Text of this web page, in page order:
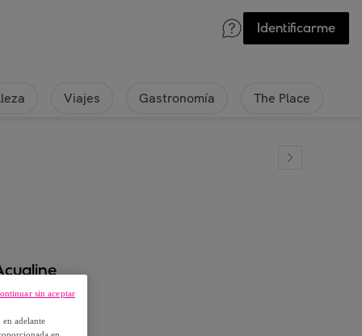
Identificarme
Viajes Gastronomía The Place
adelante
sin aceptar